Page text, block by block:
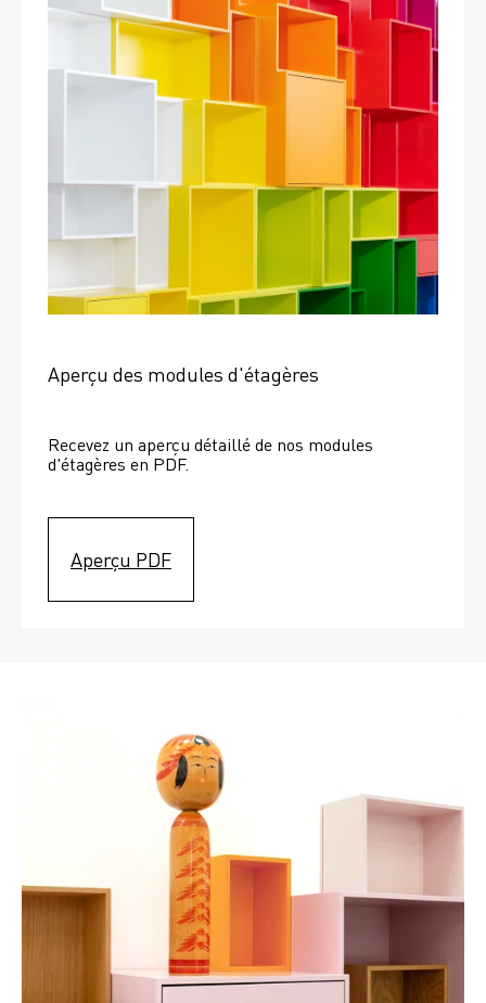
Aperçu des modules d'étagères
Recevez un aperçu détaillé de nos modules
d'étagères en PDF.
Aperçu PDF